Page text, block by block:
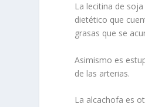
La lecitina de
dietético que
grasas que se
Asimismo es
de las arterias.
La alcachofa es